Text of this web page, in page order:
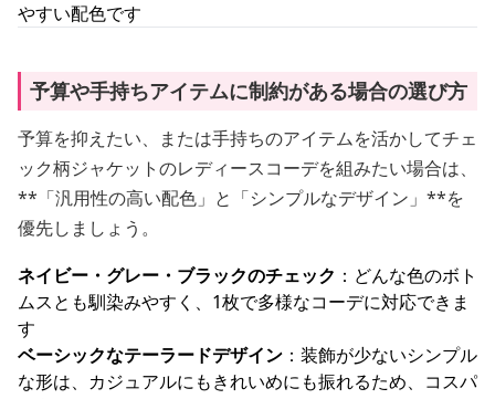
やすい配色です
予算や手持ちアイテムに制約がある場合の選び方
予算を抑えたい、または手持ちのアイテムを活かしてチェ
ック柄ジャケットのレディースコーデを組みたい場合は、
**「汎用性の高い配色」と「シンプルなデザイン」**を
優先しましょう。
ネイビー・グレー・ブラックのチェック ：どんな色のボト
ムスとも馴染みやすく、1枚で多様なコーデに対応できま
す
ベーシックなテーラードデザイン ：装飾が少ないシンプル
な形は、カジュアルにもきれいめにも振れるため、コスパ